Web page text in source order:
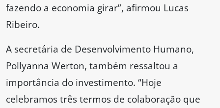
fazendo a economia girar”, afirmou Lucas
Ribeiro.
A secretária de Desenvolvimento Humano,
Pollyanna Werton, também ressaltou a
importância do investimento. “Hoje
celebramos três termos de colaboração que